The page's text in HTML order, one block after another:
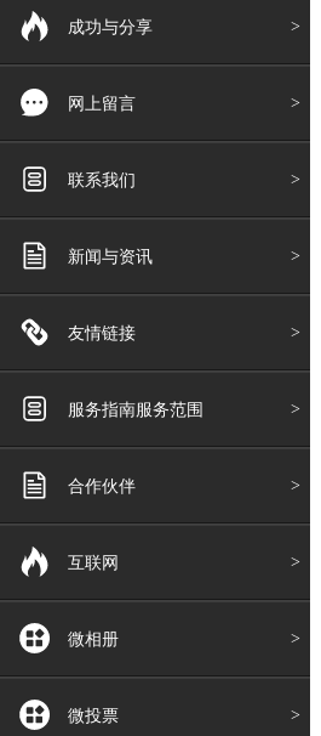
成功与分享
网上留言
联系我们
新闻与资讯
友情链接
服务指南服务范围
合作伙伴
互联网
微相册
微投票